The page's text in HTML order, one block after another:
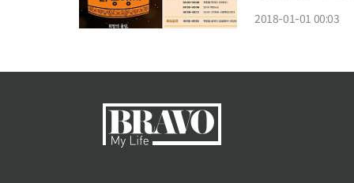
2018-01-01 00:03